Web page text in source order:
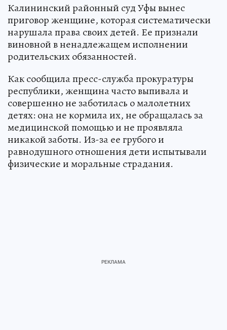
Калининский районный суд Уфы вынес
приговор женщине, которая систематически
нарушала права своих детей. Ее признали
виновной в ненадлежащем исполнении
родительских обязанностей.
Как сообщила пресс-служба прокуратуры
республики, женщина часто выпивала и
совершенно не заботилась о малолетних
детях: она не кормила их, не обращалась за
медицинской помощью и не проявляла
никакой заботы. Из-за ее грубого и
равнодушного отношения дети испытывали
физические и моральные страдания.